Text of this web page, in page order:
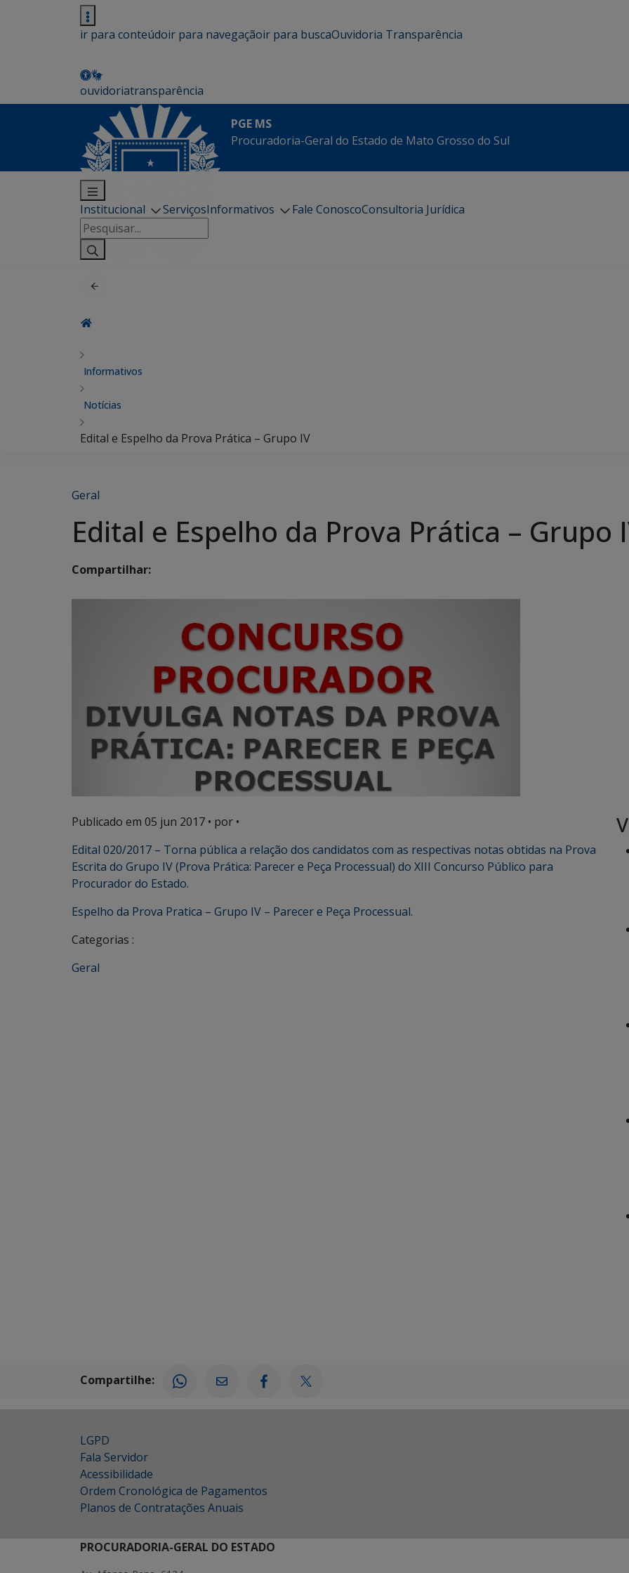
ir para conteúdoir para navegaçãoir para buscaOuvidoria Transparência
ouvidoriatransparência
PGE MS
Procuradoria-Geral do Estado de Mato Grosso do Sul
Institucional ServiçosInformativos Fale ConoscoConsultoria Jurídica
Pesquisar
por:
Informativos
Notícias
Edital e Espelho da Prova Prática – Grupo IV
Geral
Edital e Espelho da Prova Prática – Grupo
Compartilhar:
Publicado em 05 jun 2017 • por •
Edital 020/2017 – Torna pública a relação dos candidatos com as respectivas notas obtidas na Prova
Escrita do Grupo IV (Prova Prática: Parecer e Peça Processual) do XIII Concurso Público para
Procurador do Estado.
Espelho da Prova Pratica – Grupo IV – Parecer e Peça Processual.
Categorias :
Geral
Compartilhe:
LGPD
Fala Servidor
Acessibilidade
Ordem Cronológica de Pagamentos
Planos de Contratações Anuais
PROCURADORIA-GERAL DO ESTADO